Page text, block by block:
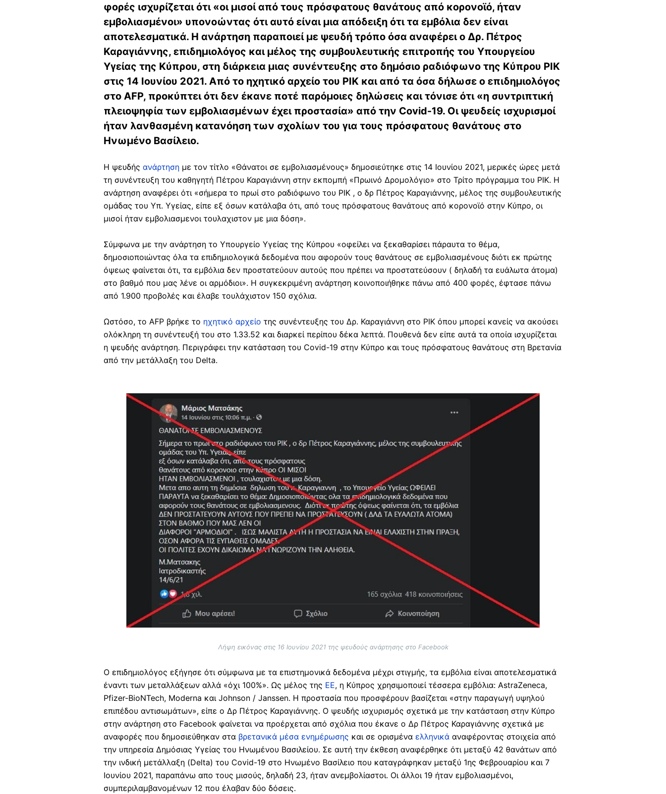
φορές ισχυρίζεται ότι «οι μισοί από τους πρόσφατους θανάτους από κορονοϊό, ήταν
εμβολιασμένοι» υπονοώντας ότι αυτό είναι μια απόδειξη ότι τα εμβόλια δεν είναι
αποτελεσματικά. H ανάρτηση παραποιεί με ψευδή τρόπο όσα αναφέρει o Δρ. Πέτρος
Καραγιάννης, επιδημιολόγος και μέλος της συμβουλευτικής επιτροπής του Υπουργείου
Υγείας της Κύπρου, στη διάρκεια μιας συνέντευξης στο δημόσιο ραδιόφωνο της Κύπρου ΡΙΚ
στις 14 Ιουνίου 2021. Από το ηχητικό αρχείο του ΡΙΚ και από τα όσα δήλωσε ο επιδημιολόγος
στο AFP, προκύπτει ότι δεν έκανε ποτέ παρόμοιες δηλώσεις και τόνισε ότι «η συντριπτική
πλειοψηφία των εμβολιασμένων έχει προστασία» από την Covid-19. Οι ψευδείς ισχυρισμοί
ήταν λανθασμένη κατανόηση των σχολίων του για τους πρόσφατους θανάτους στο
Ηνωμένο Βασίλειο.
Η ψευδής ανάρτηση με τον τίτλο «Θάνατοι σε εμβολιασμένους» δημοσιεύτηκε στις 14 Ιουνίου 2021, μερικές ώρες μετά
τη συνέντευξη του καθηγητή Πέτρου Καραγιάννη στην εκπομπή «Πρωινό Δρομολόγιο» στο Τρίτο πρόγραμμα του ΡΙΚ. Η
ανάρτηση αναφέρει ότι «σήμερα το πρωί στο ραδιόφωνο του ΡΙΚ , ο δρ Πέτρος Καραγιάννης, μέλος της συμβουλευτικής
ομάδας του Υπ. Υγείας, είπε εξ όσων κατάλαβα ότι, από τους πρόσφατους θανάτους από κορονοϊό στην Κύπρο, οι
μισοί ήταν εμβολιασμενοι τουλαχιστον με μια δόση».
Σύμφωνα με την ανάρτηση το Υπουργείο Υγείας της Κύπρου «οφείλει να ξεκαθαρίσει πάραυτα το θέμα,
δημοσιοποιώντας όλα τα επιδημιολογικά δεδομένα που αφορούν τους θανάτους σε εμβολιασμένους διότι εκ πρώτης
όψεως φαίνεται ότι, τα εμβόλια δεν προστατεύουν αυτούς που πρέπει να προστατεύσουν ( δηλαδή τα ευάλωτα άτομα)
στο βαθμό που μας λένε οι αρμόδιοι». Η συγκεκριμένη ανάρτηση κοινοποιήθηκε πάνω από 400 φορές, έφτασε πάνω
από 1.900 προβολές και έλαβε τουλάχιστον 150 σχόλια.
Ωστόσο, το AFP βρήκε το ηχητικό αρχείο της συνέντευξης του Δρ. Καραγιάννη στο ΡΙΚ όπου μπορεί κανείς να ακούσει
ολόκληρη τη συνέντευξή του στο 1.33.52 και διαρκεί περίπου δέκα λεπτά. Πουθενά δεν είπε αυτά τα οποία ισχυρίζεται
η ψευδής ανάρτηση. Περιγράφει την κατάσταση του Covid-19 στην Κύπρο και τους πρόσφατους θανάτους στη Βρετανία
από την μετάλλαξη του Delta.
Image
Λήψη εικόνας στις 16 Ιουνίου 2021 της ψευδούς ανάρτησης στο Facebook
O επιδημιολόγος εξήγησε ότι σύμφωνα με τα επιστημονικά δεδομένα μέχρι στιγμής, τα εμβόλια είναι αποτελεσματικά
έναντι των μεταλλάξεων αλλά «όχι 100%». Ως μέλος της ΕΕ, η Κύπρος χρησιμοποιεί τέσσερα εμβόλια: AstraZeneca,
Pfizer-BioNTech, Moderna και Johnson / Janssen. Η προστασία που προσφέρουν βασίζεται «στην παραγωγή υψηλού
επιπέδου αντισωμάτων», είπε ο Δρ Πέτρος Καραγιάννης. Ο ψευδής ισχυρισμός σχετικά με την κατάσταση στην Κύπρο
στην ανάρτηση στο Facebook φαίνεται να προέρχεται από σχόλια που έκανε ο Δρ Πέτρος Καραγιάννης σχετικά με
αναφορές που δημοσιεύθηκαν στα βρετανικά μέσα ενημέρωσης και σε ορισμένα ελληνικά αναφέροντας στοιχεία από
την υπηρεσία Δημόσιας Υγείας του Ηνωμένου Βασιλείου. Σε αυτή την έκθεση αναφέρθηκε ότι μεταξύ 42 θανάτων από
την ινδική μετάλλαξη (Delta) του Covid-19 στο Ηνωμένο Βασίλειο που καταγράφηκαν μεταξύ 1ης Φεβρουαρίου και 7
Ιουνίου 2021, παραπάνω απο τους μισούς, δηλαδή 23, ήταν ανεμβολίαστοι. Οι άλλοι 19 ήταν εμβολιασμένοι,
συμπεριλαμβανομένων 12 που έλαβαν δύο δόσεις.